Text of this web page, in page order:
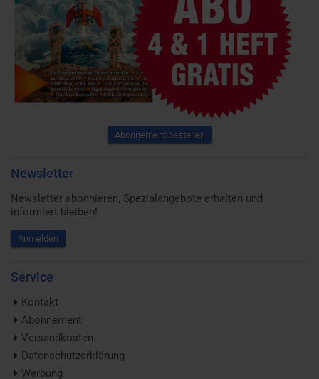
Abonnement bestellen
Newsletter
Newsletter abonnieren, Spezialangebote erhalten und
informiert bleiben!
Anmelden
Service
Kontakt
Abonnement
Versandkosten
Datenschutzerklärung
Werbung